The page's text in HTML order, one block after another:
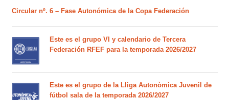
Circular nº. 6 – Fase Autonómica de la Copa Federación
Este es el grupo VI y calendario de Tercera
Federación RFEF para la temporada 2026/2027
Este es el grupo de la Lliga Autonòmica Juvenil de
fútbol sala de la temporada 2026/2027